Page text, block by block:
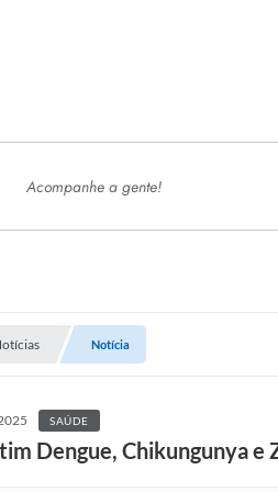
-
Seletivos
Acompanhe a gente!
Notícia
SAÚDE
Dengue, Chikungunya